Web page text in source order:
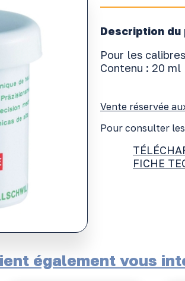
Description du
Pour les
Contenu : 20 ml
Vente réservée
Pour consulter
FICHE
également vous